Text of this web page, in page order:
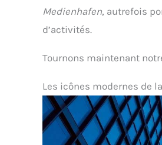
Medienhafen, autrefois
d’activités.
Tournons maintenant
Les icônes modernes de